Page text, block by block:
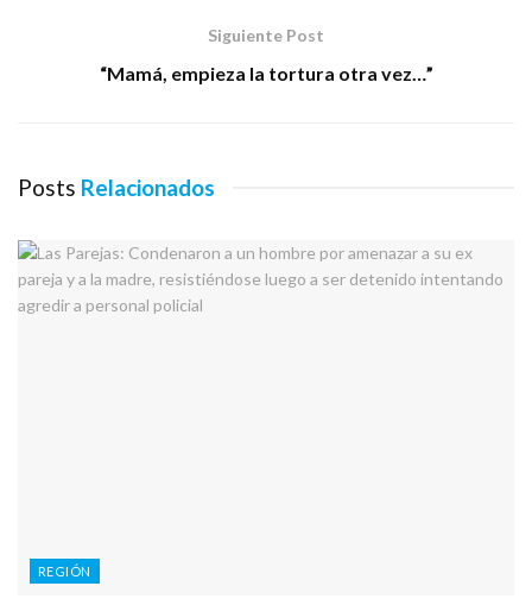
Siguiente Post
“Mamá, empieza la tortura otra vez…”
Posts Relacionados
REGIÓN